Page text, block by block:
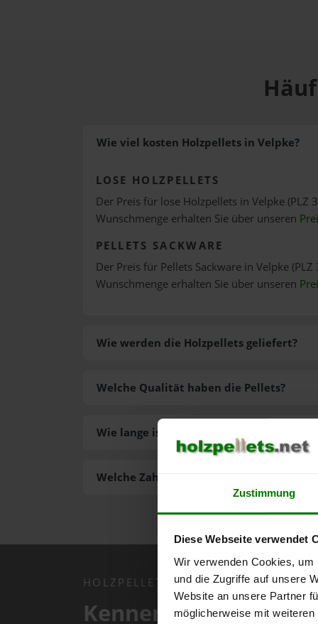
Zustimmung
Diese Webseite verwendet
Wir verwenden Cookies,
und die Zugriffe auf unsere
Website an unsere Partner
möglicherweise mit
Wie viel kosten Holzpellets in Velpke?
LOSE HOLZPELLETS
Der Preis für lose Holzpellets in Velpke (PLZ
Wunschmenge erhalten Sie über unseren
PELLETS SACKWARE
Der Preis für Pellets Sackware in Velpke
Wunschmenge erhalten Sie über unseren
Wie werden die Holzpellets geliefert?
Welche Zahlungsarten gibt es?
Welche Qualität haben die Pellets?
Wie lange ist die Lieferzeit der Pellets?
HOLZPELLETS.NET APP
Kennen Sie schon